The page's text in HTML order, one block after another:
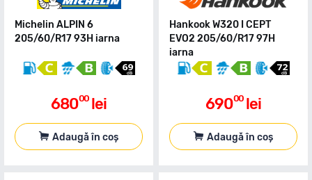
Michelin ALPIN 6
205/60/R17 93H iarna
68000 lei
Adaugă în coș
Hankook W320 I CEPT
EVO2 205/60/R17 97H
iarna
69000 lei
Adaugă în coș